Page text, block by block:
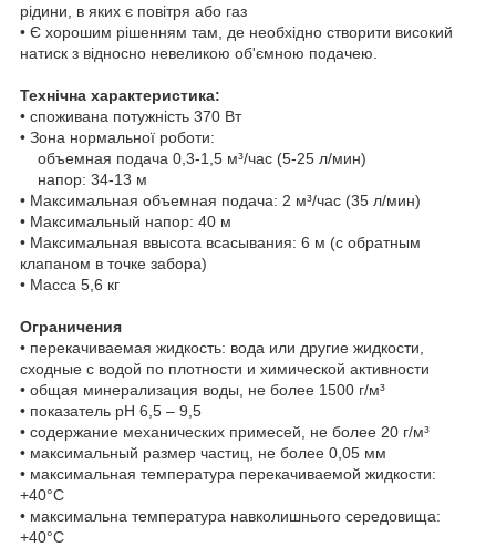
рідини, в яких є повітря або газ
• Є хорошим рішенням там, де необхідно створити високий
натиск з відносно невеликою об'ємною подачею.
Технічна характеристика:
• споживана потужність 370 Вт
• Зона нормальної роботи:
объемная подача 0,3-1,5 м³/час (5-25 л/мин)
напор: 34-13 м
• Максимальная объемная подача: 2 м³/час (35 л/мин)
• Максимальный напор: 40 м
• Максимальная ввысота всасывания: 6 м (с обратным
клапаном в точке забора)
• Масса 5,6 кг
Ограничения
• перекачиваемая жидкость: вода или другие жидкости,
сходные с водой по плотности и химической активности
• общая минерализация воды, не более 1500 г/м³
• показатель рН 6,5 – 9,5
• содержание механических примесей, не более 20 г/м³
• максимальный размер частиц, не более 0,05 мм
• максимальная температура перекачиваемой жидкости:
+40°С
• максимальна температура навколишнього середовища:
+40°С